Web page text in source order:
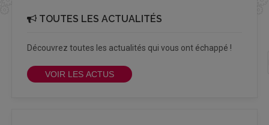
TOUTES LES ACTUALITÉS
Découvrez toutes les actualités qui vous ont échappé !
VOIR LES ACTUS